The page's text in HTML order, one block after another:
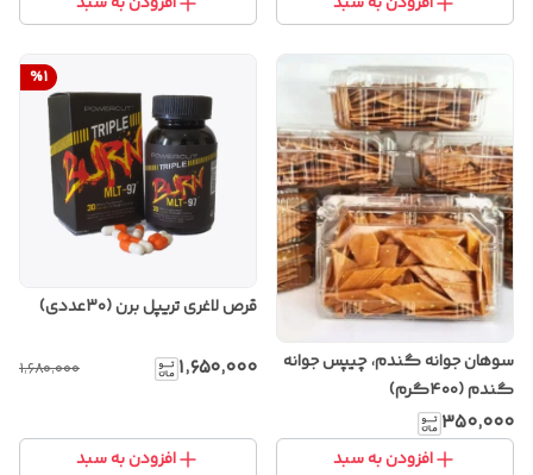
سوهان جوانه گندم، چیپس جوانه
گندم (۴۰۰گرم)
۳۵۰٬۰۰۰
افزودن به سبد
%1
قرص لاغری تریپل برن (۳۰عددی)
۱٬۶۵۰٬۰۰۰ ۱٬۶۸۰٬۰۰۰
افزودن به سبد